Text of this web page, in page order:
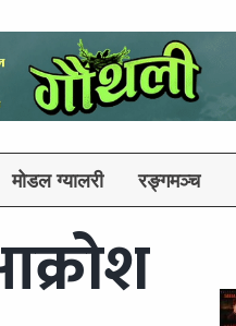
मोडल ग्यालरी रङ्गमञ्च